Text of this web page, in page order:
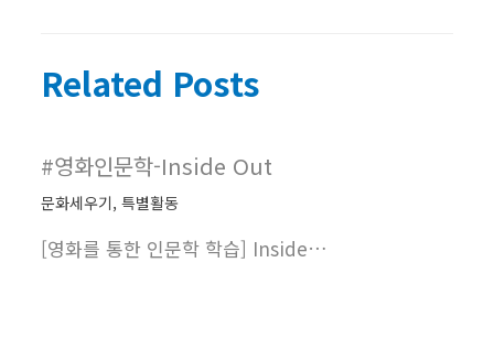
Related Posts
#영화인문학-Inside Out
문화세우기, 특별활동
[영화를 통한 인문학 학습] Inside…